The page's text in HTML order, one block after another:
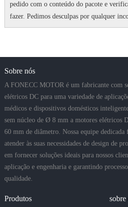
pedido com o conteúdo do pacote e
fazer. Pedimos desculpas por qualquer
Sobre nós
A FONECC MOTOR é um fabricante com
elétricos DC para uma variedade de
médicos e dispositivos domésticos
sem núcleo de Ø 8 mm a motores elétricos
60 mm de diâmetro. Nossa equipe dedicada
atender às suas necessidades de design de
em fornecer soluções ideais para nossos
aplicação e engenharia e garantindo
qualidade.
Produtos sobre